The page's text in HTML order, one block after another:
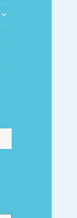
sous-
ouvrir